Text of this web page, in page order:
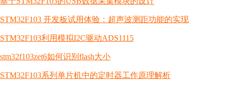
STM32F103 开发板试用体验：超声波测距功能的实现
STM32F103利用模拟I2C驱动ADS1115
stm32f103zet6如何识别flash大小
STM32F103系列单片机中的定时器工作原理解析